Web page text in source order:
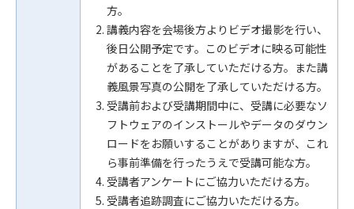
方。
講義内容を会場後方よりビデオ撮影を行い、
後日公開予定です。このビデオに映る可能性
があることを了承していただける方。また講
義風景写真の公開を了承していただける方。
受講前および受講期間中に、受講に必要なソ
フトウェアのインストールやデータのダウン
ロードをお願いすることがありますが、これ
ら事前準備を行ったうえで受講可能な方。
受講者アンケートにご協力いただける方。
受講者追跡調査にご協力いただける方。